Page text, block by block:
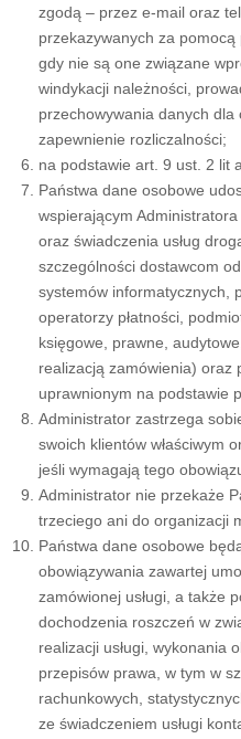
zgodą – przez e-mail oraz
przekazywanych za pomocą
gdy nie są one związane
windykacji należności,
przechowywania danych
zapewnienie rozliczalności;
na podstawie art. 9 ust. 2 lit
Państwa dane osobowe
wspierającym
oraz świadczenia usług
szczególności dostawcom
systemów informatycznych,
operatorzy płatności,
księgowe, prawne,
realizacją zamówienia) oraz
uprawnionym na podstawie
Administrator zastrzega
swoich klientów właściwym
jeśli wymagają tego
Administrator nie przekaże
trzeciego ani do organizacji
Państwa dane osobowe
obowiązywania zawartej
zamówionej usługi, a także
dochodzenia roszczeń w
realizacji usługi, wykonania
przepisów prawa, w tym w
rachunkowych,
ze świadczeniem usługi